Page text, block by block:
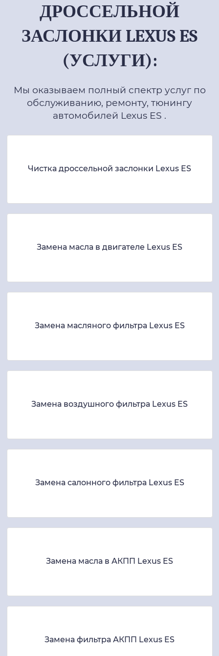
ДРОССЕЛЬНОЙ
ЗАСЛОНКИ LEXUS ES
(УСЛУГИ):
Мы оказываем полный спектр услуг по
обслуживанию, ремонту, тюнингу
автомобилей Lexus ES .
Чистка дроссельной заслонки Lexus ES
Замена масла в двигателе Lexus ES
Замена масляного фильтра Lexus ES
Замена воздушного фильтра Lexus ES
Замена салонного фильтра Lexus ES
Замена масла в АКПП Lexus ES
Замена фильтра АКПП Lexus ES